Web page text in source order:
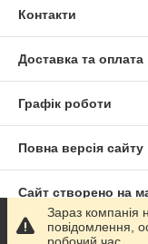
Контакти
Доставка та оплата
Графік роботи
Повна версія сайту
Сайт створено на
Політика
Зараз компанія
повідомлення,